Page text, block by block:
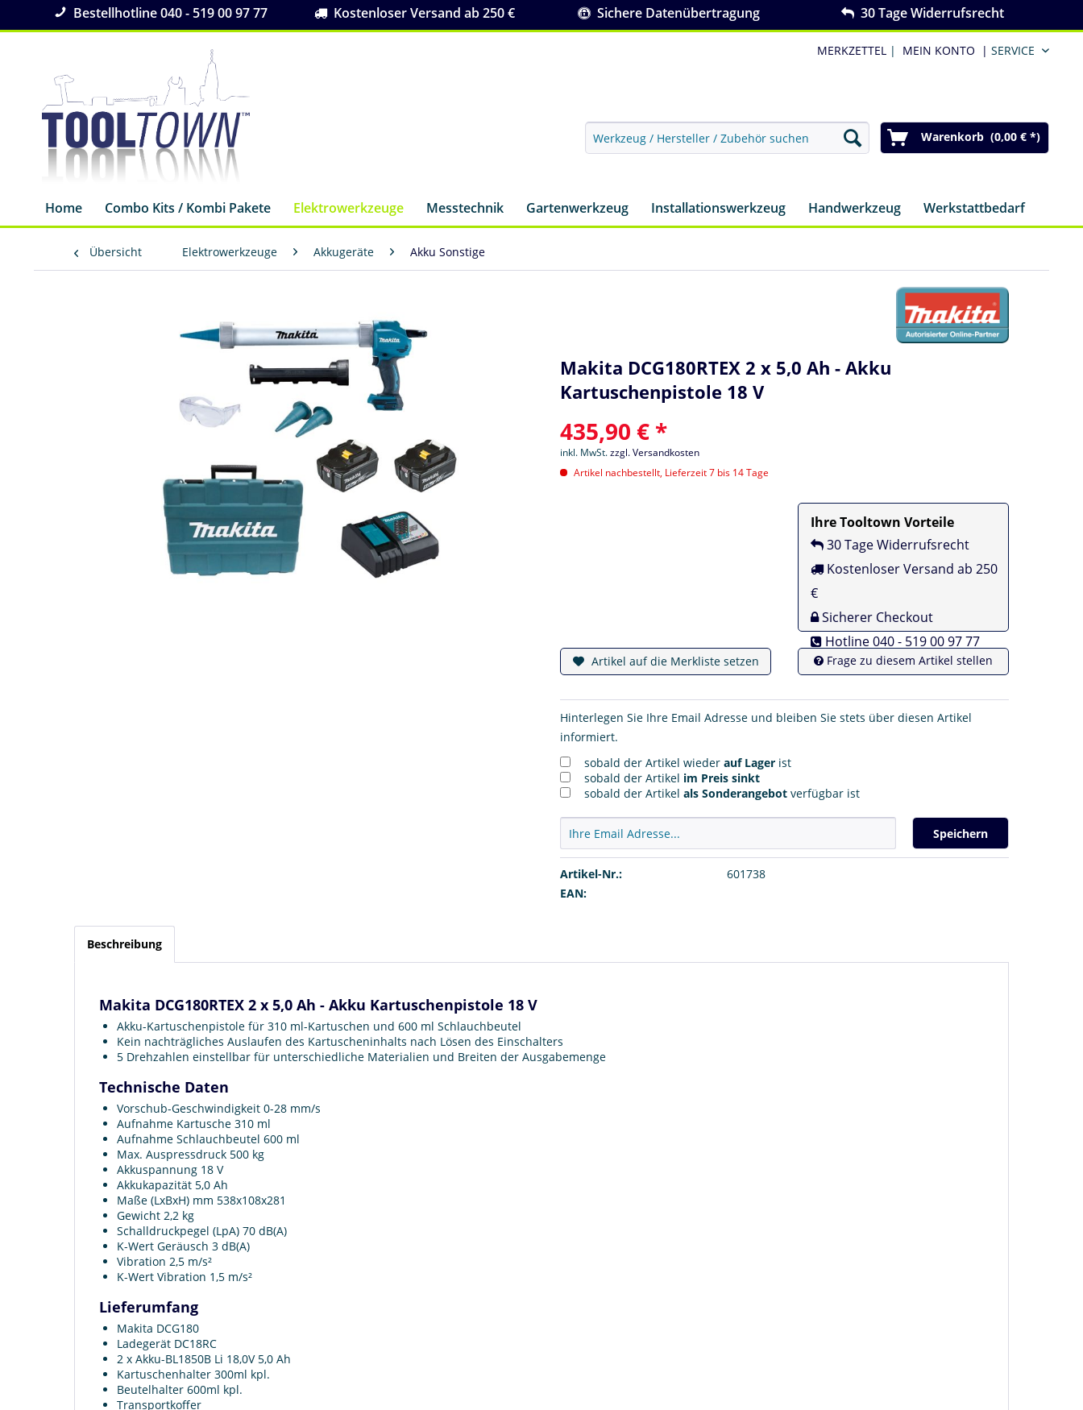
Bestellhotline 040 - 519 00 97 77 Kostenloser Versand ab 250 € Sichere Datenübertragung 30 Tage Widerrufsrecht
MERKZETTEL | MEIN KONTO | SERVICE
Warenkorb (0,00 € *)
Home Combo Kits / Kombi Pakete Elektrowerkzeuge Messtechnik Gartenwerkzeug Installationswerkzeug Handwerkzeug Werkstattbedarf
Übersicht Elektrowerkzeuge Akkugeräte Akku Sonstige
Makita DCG180RTEX 2 x 5,0 Ah - Akku
Kartuschenpistole 18 V
435,90 € *
inkl. MwSt.zzgl. Versandkosten
Artikel nachbestellt, Lieferzeit 7 bis 14 Tage
Ihre Tooltown Vorteile
30 Tage Widerrufsrecht
Kostenloser Versand ab 250
€
Sicherer Checkout
Hotline 040 - 519 00 97 77
Artikel auf die Merkliste setzen Frage zu diesem Artikel stellen
Hinterlegen Sie Ihre Email Adresse und bleiben Sie stets über diesen Artikel
informiert.
sobald der Artikel wiederauf Lager ist
sobald der Artikel im Preis sinkt
sobald der Artikelals Sonderangebot verfügbar ist
Speichern
Artikel-Nr.:
601738
EAN:
Beschreibung
Makita DCG180RTEX 2 x 5,0 Ah - Akku Kartuschenpistole 18 V
Akku-Kartuschenpistole für 310 ml-Kartuschen und 600 ml Schlauchbeutel
Kein nachträgliches Auslaufen des Kartuscheninhalts nach Lösen des Einschalters
5 Drehzahlen einstellbar für unterschiedliche Materialien und Breiten der Ausgabemenge
Technische Daten
Vorschub-Geschwindigkeit 0-28 mm/s
Aufnahme Kartusche 310 ml
Aufnahme Schlauchbeutel 600 ml
Max. Auspressdruck 500 kg
Akkuspannung 18 V
Akkukapazität 5,0 Ah
Maße (LxBxH) mm 538x108x281
Gewicht 2,2 kg
Schalldruckpegel (LpA) 70 dB(A)
K-Wert Geräusch 3 dB(A)
Vibration 2,5 m/s²
K-Wert Vibration 1,5 m/s²
Lieferumfang
Makita DCG180
Ladegerät DC18RC
2 x Akku-BL1850B Li 18,0V 5,0 Ah
Kartuschenhalter 300ml kpl.
Beutelhalter 600ml kpl.
Transportkoffer